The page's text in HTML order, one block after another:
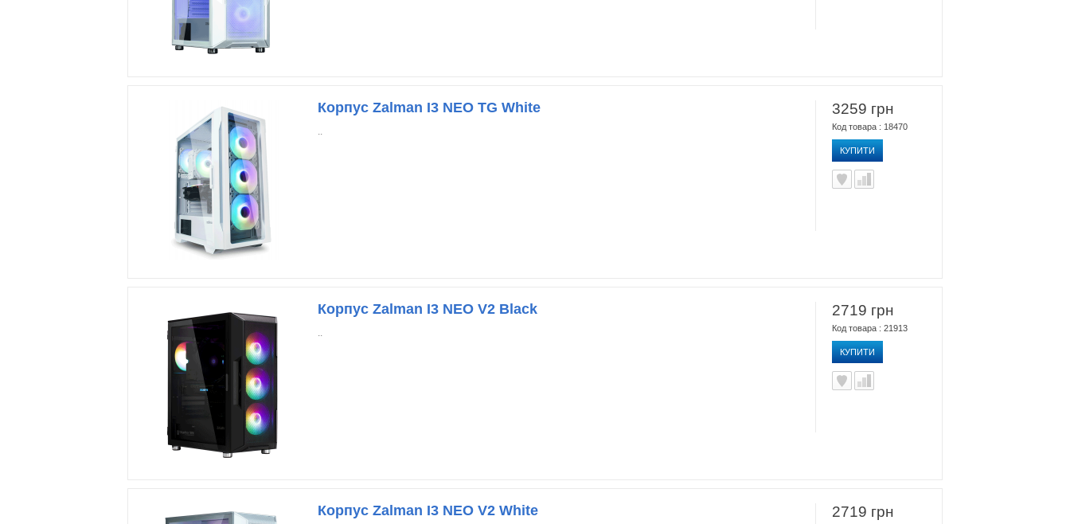
3259 грн
Код товара : 18470
КУПИТИ
Корпус Zalman I3 NEO TG White
..
2719 грн
Код товара : 21913
КУПИТИ
Корпус Zalman I3 NEO V2 Black
..
2719 грн
Корпус Zalman I3 NEO V2 White